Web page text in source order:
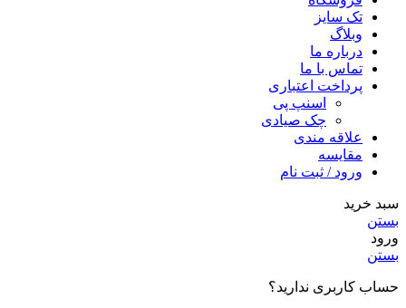
تک سایز
وبلاگ
درباره ما
تماس با ما
پرداخت اعتباری
اسنپ پی
چک صیادی
علاقه مندی
مقايسه
ورود / ثبت نام
سبد خرید
بستن
ورود
بستن
حساب کاربری ندارید؟